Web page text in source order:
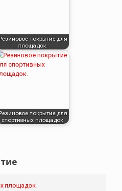
покрытие для
площадок.
покрытие для
спортивных площадок.
площадок